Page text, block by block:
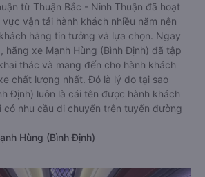
từ Thuận Bắc - Ninh Thuận đã hoạt
vận tải hành khách nhiều năm nên
hàng tin tưởng và lựa chọn. Ngay
hãng xe Mạnh Hùng (Bình Định) đã tập
thác và mang đến cho hành khách
chất lượng nhất. Đó là lý do tại sao
Định) luôn là cái tên được hành khách
có nhu cầu di chuyển trên tuyến đường
Hùng (Bình Định)